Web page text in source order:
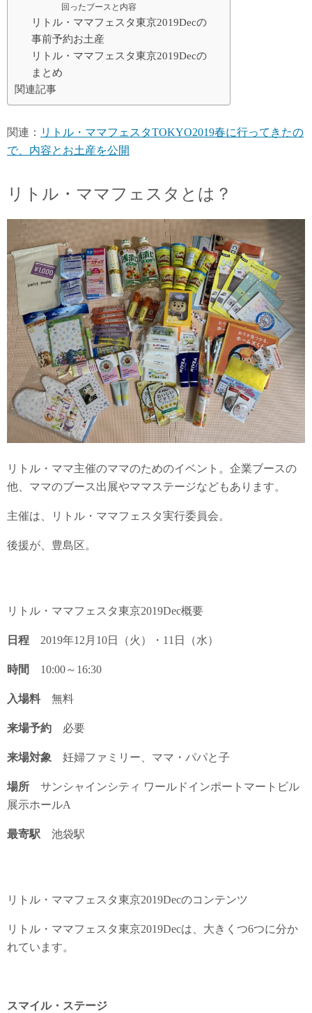
回ったブースと内容
リトル・ママフェスタ東京2019Decの
事前予約お土産
リトル・ママフェスタ東京2019Decの
まとめ
関連記事
関連： リトル・ママフェスタTOKYO2019春に行ってきたの
で、内容とお土産を公開
リトル・ママフェスタとは？
リトル・ママ主催のママのためのイベント。企業ブースの
他、ママのブース出展やママステージなどもあります。
主催は、リトル・ママフェスタ実行委員会。
後援が、豊島区。
リトル・ママフェスタ東京2019Dec概要
日程 2019年12月10日（火）・11日（水）
時間 10:00～16:30
入場料無料
来場予約 必要
来場対象 妊婦ファミリー、ママ・パパと子
場所 サンシャインシティ ワールドインポートマートビル
展示ホールA
最寄駅 池袋駅
リトル・ママフェスタ東京2019Decのコンテンツ
リトル・ママフェスタ東京2019Decは、大きくつ6つに分か
れています。
スマイル・ステージ